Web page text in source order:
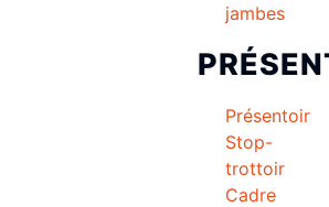
jambes
Présentoir
Stop-
trottoir
Cadre